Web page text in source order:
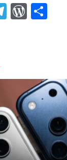
T
a
m
W
re
ss